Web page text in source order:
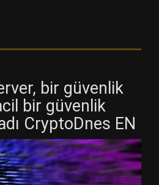
bir güvenlik
bir güvenlik
CryptoDnes EN